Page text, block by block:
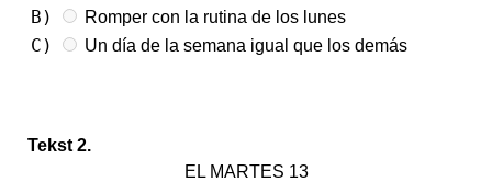
B) Romper con la rutina de los lunes
C) Un día de la semana igual que los demás
Tekst 2.
EL MARTES 13